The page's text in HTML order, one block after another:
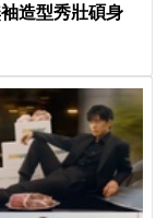
造型秀壯碩身